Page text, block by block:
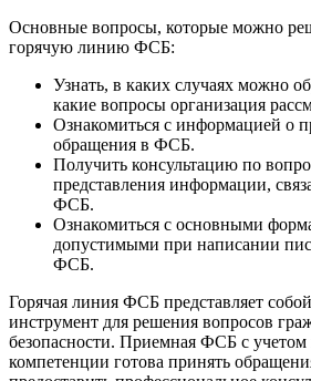
Основные вопросы, которые можно
горячую линию ФСБ:
Узнать, в каких случаях можно
какие вопросы организация
Ознакомиться с информацией о
обращения в ФСБ.
Получить консультацию по
представления информации,
ФСБ.
Ознакомиться с основными
допустимыми при написании
ФСБ.
Горячая линия ФСБ представляет
инструмент для решения вопросов
безопасности. Приемная ФСБ с
компетенции готова принять